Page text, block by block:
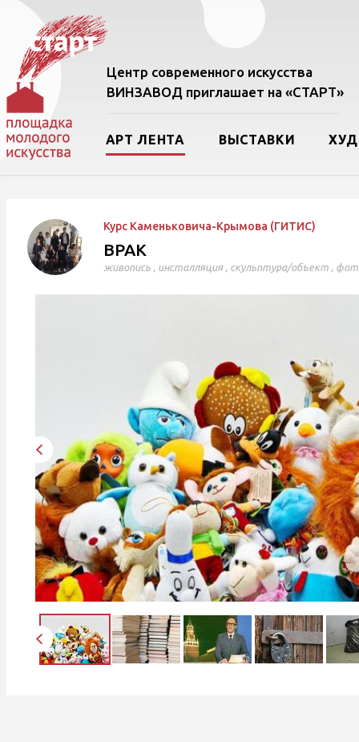
Центр современного искусства
ВИНЗАВОД приглашает на «СТАРТ»
АРТ ЛЕНТА ВЫСТАВКИ
Курс Каменьковича-Крымова (ГИТИС)
ВРАК
живопись, инсталляция, скульптура/объект,